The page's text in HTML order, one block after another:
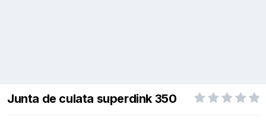
Junta de culata superdink 350